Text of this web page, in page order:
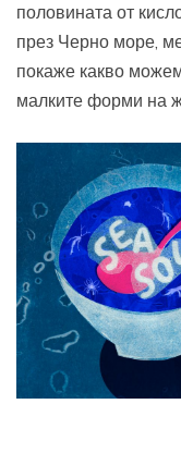
половината от
през Черно море,
покаже какво
малките форми на